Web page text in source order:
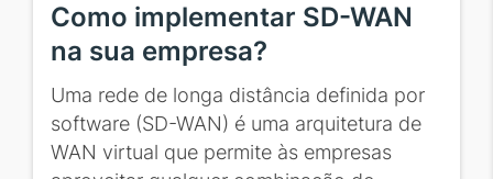
Como implementar SD-WAN
na sua empresa?
Uma rede de longa distância definida por
software (SD-WAN) é uma arquitetura de
WAN virtual que permite às empresas